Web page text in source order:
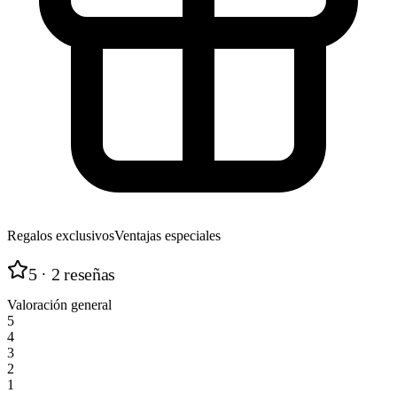
Regalos exclusivosVentajas especiales
5 · 2 reseñas
Valoración general
5
4
3
2
1